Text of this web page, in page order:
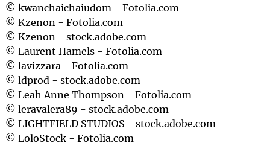
© kwanchaichaiudom - Fotolia.com
© Kzenon - Fotolia.com
© Kzenon - stock.adobe.com
© Laurent Hamels - Fotolia.com
© lavizzara - Fotolia.com
© ldprod - stock.adobe.com
© Leah Anne Thompson - Fotolia.com
© leravalera89 - stock.adobe.com
© LIGHTFIELD STUDIOS - stock.adobe.com
© LoloStock - Fotolia.com